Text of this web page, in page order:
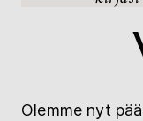
Olemme nyt